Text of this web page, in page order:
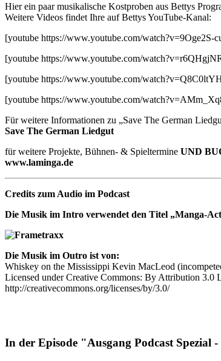
Hier ein paar musikalische Kostproben aus Bettys
Weitere Videos findet Ihre auf Bettys YouTube-Kanal:
[youtube https://www.youtube.com/watch?v=9Oge2S-
[youtube https://www.youtube.com/
[youtube https://www.youtube.com/
[youtube https://www.youtube.com/
Für weitere Informationen zu „Save The German
Save The German Liedgut
für weitere Projekte, Bühnen- & Spieltermine UND
www.laminga.de
Credits zum Audio im Podcast
Die Musik im Intro verwendet den Titel „Manga-
Die Musik im Outro ist von:
Whiskey on the Mississippi Kevin MacLeod
Licensed under Creative Commons: By Attribution 3.0
http://creativecommons.org/licenses/by/3.0/
In der Episode "Ausgang Podcast